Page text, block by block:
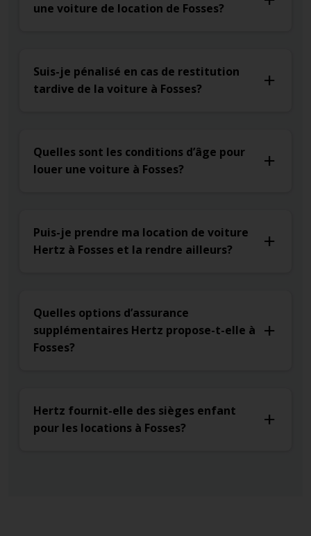
une voiture de location de Fosses?
Suis-je pénalisé en cas de restitution
tardive de la voiture à Fosses?
Quelles sont les conditions d’âge pour
louer une voiture à Fosses?
Puis-je prendre ma location de voiture
Hertz à Fosses et la rendre ailleurs?
Quelles options d’assurance
supplémentaires Hertz propose-t-elle à
Fosses?
Hertz fournit-elle des sièges enfant
pour les locations à Fosses?